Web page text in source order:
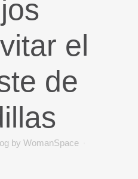
el
de
by WomanSpace